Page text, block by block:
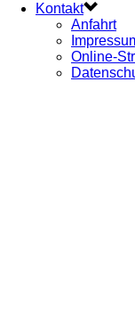
Kontakt
Anfahrt
Online-